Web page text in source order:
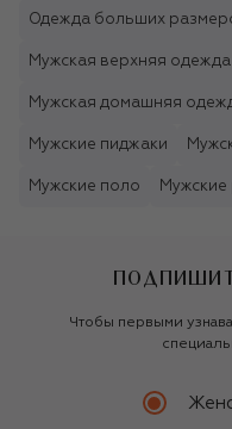
Одежда больших
Мужская верхняя одежда
Мужская домашняя
Мужские пиджаки
Мужские поло Мужские
Чтобы первыми